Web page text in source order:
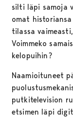
silti läpi samoja
omat
tilassa
Voimmeko
kelopuihin?
Naamioituneet
putkitelevision
etsimen läpi